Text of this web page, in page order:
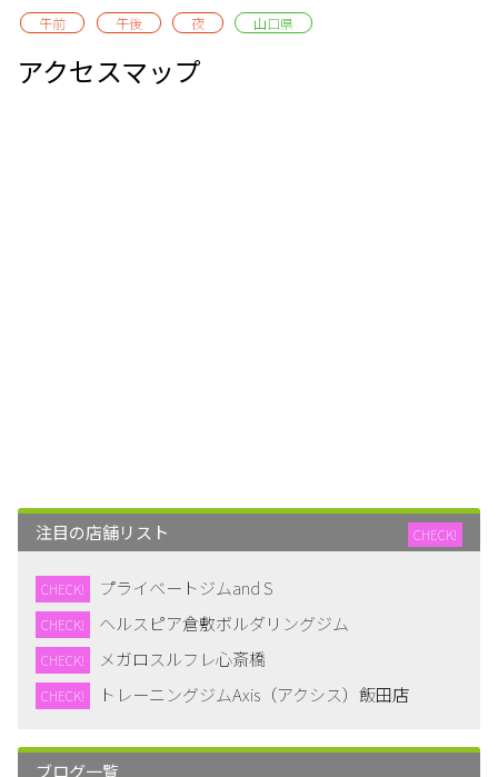
午前
午後 夜 山口県
アクセスマップ
注目の店舗リスト CHECK!
CHECK! プライベートジムand S
CHECK! ヘルスピア倉敷ボルダリングジム
CHECK! メガロスルフレ心斎橋
CHECK! トレーニングジムAxis（アクシス）飯田店
ブログ一覧